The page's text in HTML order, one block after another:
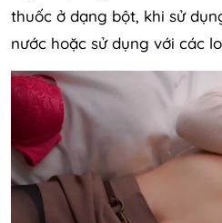
thuốc ở dạng bột, khi sử
nước hoặc sử dụng với các